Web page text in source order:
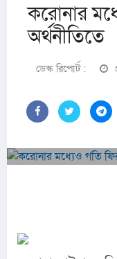
করোনার
অর্থনীতিতে
ডেস্ক রিপোর্ট :